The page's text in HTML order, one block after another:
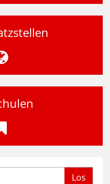
Los